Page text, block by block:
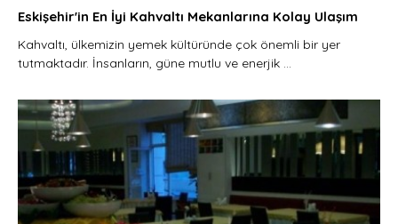
Eskişehir'in En İyi Kahvaltı Mekanlarına Kolay Ulaşım
Kahvaltı, ülkemizin yemek kültüründe çok önemli bir yer
tutmaktadır. İnsanların, güne mutlu ve enerjik ...